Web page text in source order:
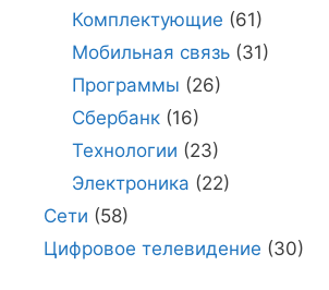
Комплектующие (61)
Мобильная связь(31)
Программы (26)
Сбербанк(16)
Технологии (23)
Электроника (22)
Сети (58)
Цифровое телевидение (30)